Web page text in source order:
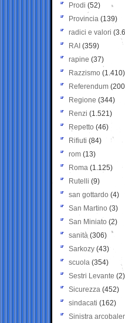
Prodi (52)
Provincia (139)
radici e valori
RAI (359)
rapine (37)
Razzismo (1.410)
Referendum
Regione (344)
Renzi (1.521)
Repetto (46)
Rifiuti (84)
rom (13)
Roma (1.125)
Rutelli (9)
san gottardo (4)
San Martino (3)
San Miniato (2)
sanità (306)
Sarkozy (43)
scuola (354)
Sestri Levante (2)
Sicurezza (452)
sindacati (162)
Sinistra